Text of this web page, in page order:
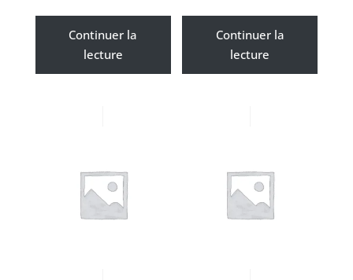
Continuer la
lecture
Continuer la
lecture